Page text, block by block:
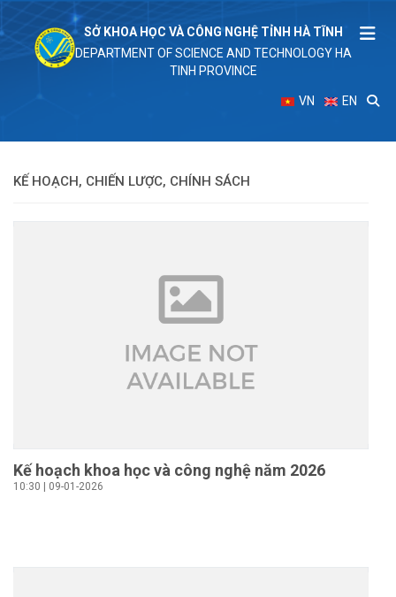
SỞ KHOA HỌC VÀ CÔNG NGHỆ TỈNH HÀ TĨNH
DEPARTMENT OF SCIENCE AND TECHNOLOGY HA
TINH PROVINCE
VN EN
KẾ HOẠCH, CHIẾN LƯỢC, CHÍNH SÁCH
Kế hoạch khoa học và công nghệ năm 2026
10:30 | 09-01-2026